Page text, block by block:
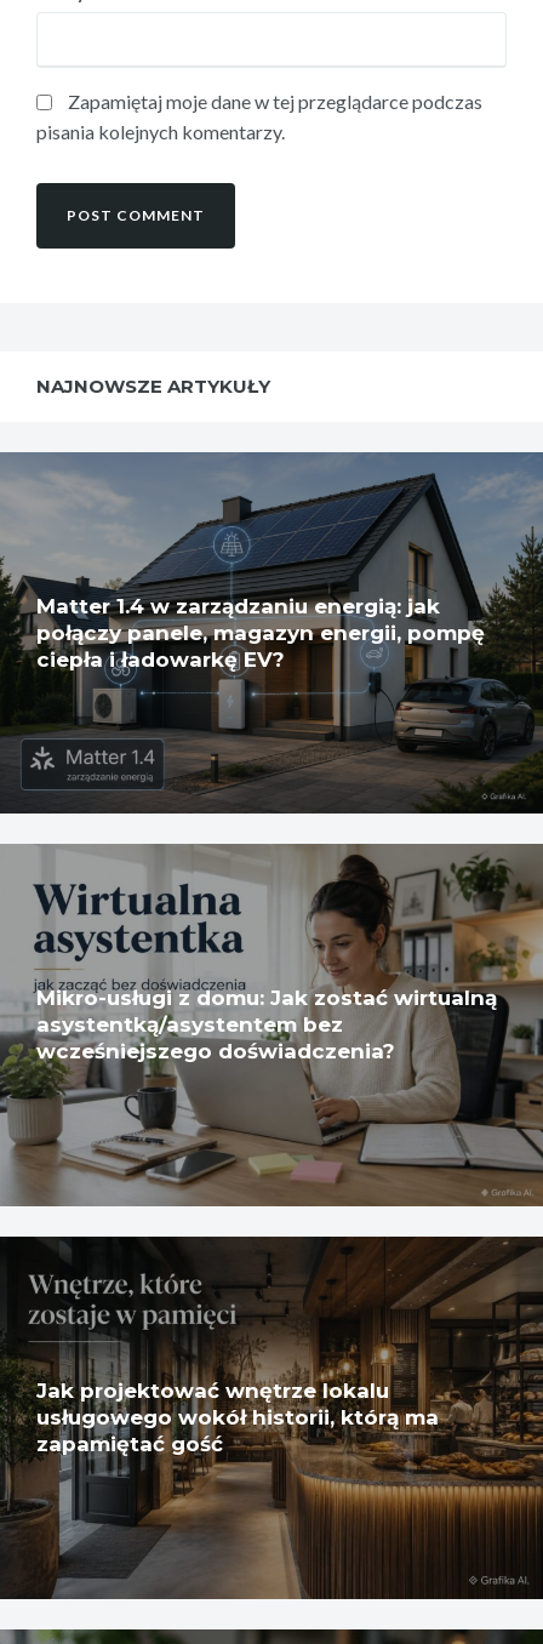
Zapamiętaj moje dane w tej przeglądarce podczas
pisania kolejnych komentarzy.
NAJNOWSZE ARTYKUŁY
Matter 1.4 w zarządzaniu energią: jak
połączy panele, magazyn energii, pompę
ciepła i ładowarkę EV?
Mikro-usługi z domu: Jak zostać wirtualną
asystentką/asystentem bez
wcześniejszego doświadczenia?
Jak projektować wnętrze lokalu
usługowego wokół historii, którą ma
zapamiętać gość